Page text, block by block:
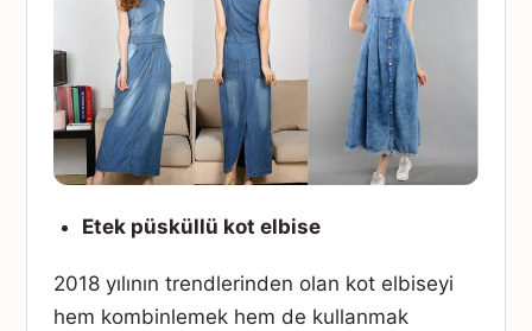
Etek püsküllü kot elbise
2018 yılının trendlerinden olan kot elbiseyi
hem kombinlemek hem de kullanmak